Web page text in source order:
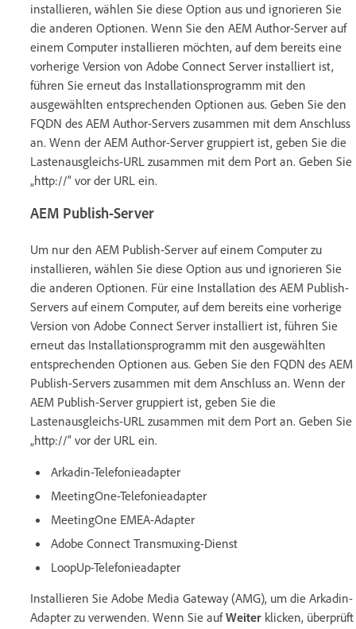
installieren, wählen Sie diese Option aus und ignorieren Sie
die anderen Optionen. Wenn Sie den AEM Author-Server auf
einem Computer installieren möchten, auf dem bereits eine
vorherige Version von Adobe Connect Server installiert ist,
führen Sie erneut das Installationsprogramm mit den
ausgewählten entsprechenden Optionen aus. Geben Sie den
FQDN des AEM Author-Servers zusammen mit dem Anschluss
an. Wenn der AEM Author-Server gruppiert ist, geben Sie die
Lastenausgleichs-URL zusammen mit dem Port an. Geben Sie
„http://“ vor der URL ein.
AEM Publish-Server
Um nur den AEM Publish-Server auf einem Computer zu
installieren, wählen Sie diese Option aus und ignorieren Sie
die anderen Optionen. Für eine Installation des AEM Publish-
Servers auf einem Computer, auf dem bereits eine vorherige
Version von Adobe Connect Server installiert ist, führen Sie
erneut das Installationsprogramm mit den ausgewählten
entsprechenden Optionen aus. Geben Sie den FQDN des AEM
Publish-Servers zusammen mit dem Anschluss an. Wenn der
AEM Publish-Server gruppiert ist, geben Sie die
Lastenausgleichs-URL zusammen mit dem Port an. Geben Sie
„http://“ vor der URL ein.
Arkadin-Telefonieadapter
MeetingOne-Telefonieadapter
MeetingOne EMEA-Adapter
Adobe Connect Transmuxing-Dienst
LoopUp-Telefonieadapter
Installieren Sie Adobe Media Gateway (AMG), um die Arkadin-
Adapter zu verwenden. Wenn Sie aufWeiter klicken, überprüft